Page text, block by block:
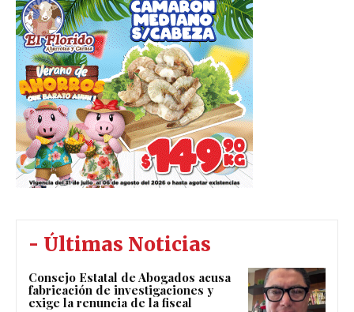
- Últimas Noticias
Consejo Estatal de Abogados acusa
fabricación de investigaciones y
exige la renuncia de la fiscal